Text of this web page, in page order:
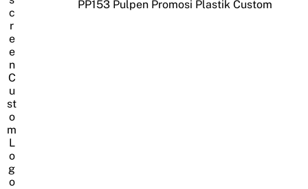
c
r
e
e
n
C
u
st
o
m
L
o
g
o
PP153 Pulpen Promosi Plastik Custom